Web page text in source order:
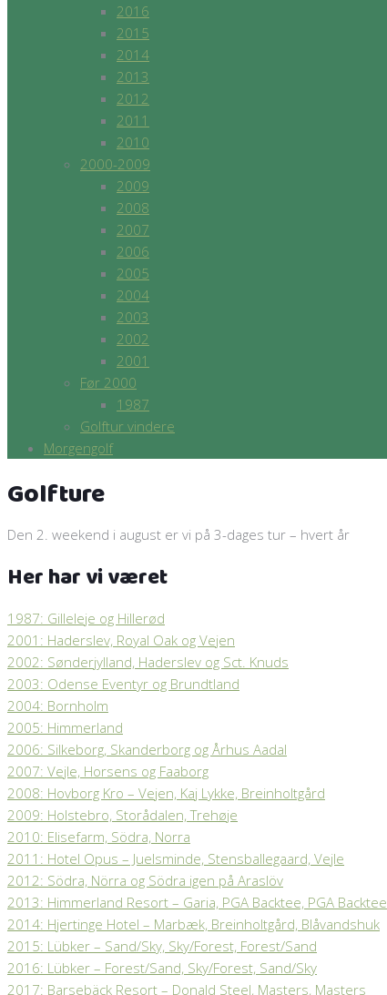
2016
2015
2014
2013
2012
2011
2010
2000-2009
2009
2008
2007
2006
2005
2004
2003
2002
2001
Før 2000
1987
Golftur vindere
Morgengolf
Golfture
Den 2. weekend i august er vi på 3-dages tur – hvert år
Her har vi været
1987: Gilleleje og Hillerød
2001: Haderslev, Royal Oak og Vejen
2002: Sønderjylland, Haderslev og Sct. Knuds
2003: Odense Eventyr og Brundtland
2004: Bornholm
2005: Himmerland
2006: Silkeborg, Skanderborg og Århus Aadal
2007: Vejle, Horsens og Faaborg
2008: Hovborg Kro – Vejen, Kaj Lykke, Breinholtgård
2009: Holstebro, Storådalen, Trehøje
2010: Elisefarm, Södra, Norra
2011: Hotel Opus – Juelsminde, Stensballegaard, Vejle
2012: Södra, Nörra og Södra igen på Araslöv
2013: Himmerland Resort – Garia, PGA Backtee, PGA Backtee
2014: Hjertinge Hotel – Marbæk, Breinholtgård, Blåvandshuk
2015: Lübker – Sand/Sky, Sky/Forest, Forest/Sand
2016: Lübker – Forest/Sand, Sky/Forest, Sand/Sky
2017: Barsebäck Resort – Donald Steel, Masters, Masters